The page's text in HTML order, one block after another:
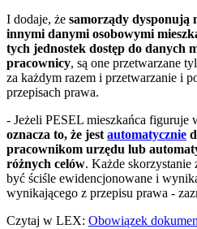
I dodaje, że samorządy dysponują
innymi danymi osobowymi
tych jednostek dostęp do danych
pracownicy, są one przetwarzane
za każdym razem i przetwarzanie i
przepisach prawa.
- Jeżeli PESEL mieszkańca figuruje
oznacza to, że jest automatycznie
pracownikom urzędu lub
różnych celów. Każde
być ściśle ewidencjonowane i
wynikającego z przepisu prawa -
Czytaj w LEX: Obowiązek